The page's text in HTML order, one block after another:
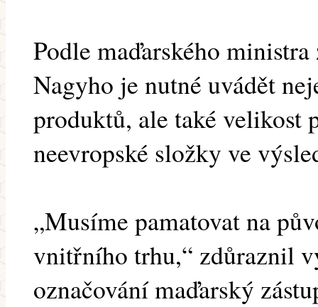
Podle maďarského
Nagyho je nutné uvádět
produktů, ale také velikost
neevropské složky ve
„Musíme pamatovat na
vnitřního trhu,“ zdůraznil
označování maďarský